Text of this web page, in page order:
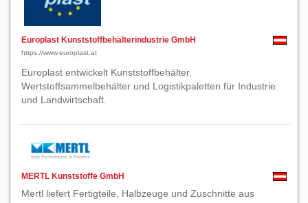
Europlast Kunststoffbehälterindustrie GmbH
https://www.europlast.at
Europlast entwickelt Kunststoffbehälter,
Wertstoffsammelbehälter und Logistikpaletten für Industrie
und Landwirtschaft.
MERTL Kunststoffe GmbH
Mertl liefert Fertigteile, Halbzeuge und Zuschnitte aus